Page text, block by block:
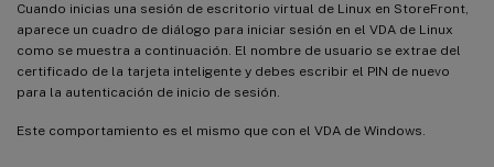
Cuando inicias una sesión de escritorio virtual de Linux en StoreFront,
aparece un cuadro de diálogo para iniciar sesión en el VDA de Linux
como se muestra a continuación. El nombre de usuario se extrae del
certificado de la tarjeta inteligente y debes escribir el PIN de nuevo
para la autenticación de inicio de sesión.
Este comportamiento es el mismo que con el VDA de Windows.